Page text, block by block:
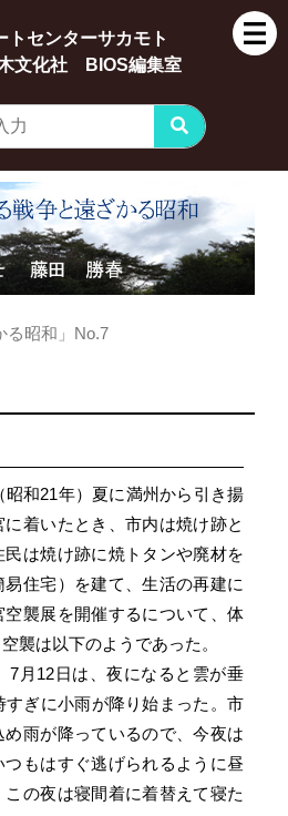
トセンターサカモト
文化社 BIOS編集室
る昭和」No.7
昭和21年）夏に満州から引き揚
着いたとき、市内は焼け跡と
は焼け跡に焼トタンや廃材を
住宅）を建て、生活の再建に
襲展を開催するについて、体
襲は以下のようであった。
7月12日は、夜になると雲が垂
すぎに小雨が降り始まった。市
雨が降っているので、今夜は
もはすぐ逃げられるように昼
の夜は寝間着に着替えて寝た